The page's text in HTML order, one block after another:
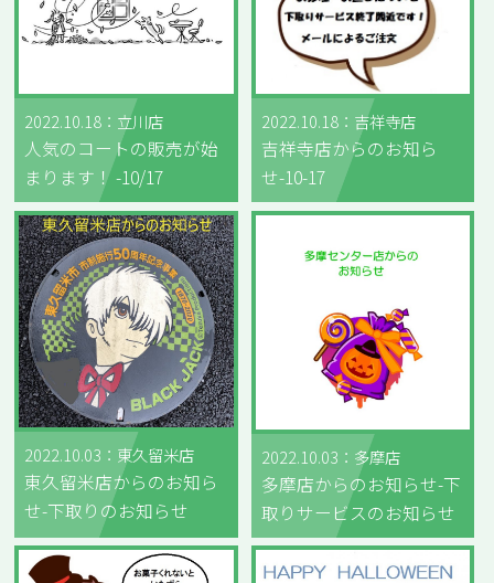
2022.10.18：立川店
人気のコートの販売が始
まります！ -10/17
2022.10.18：吉祥寺店
吉祥寺店からのお知ら
せ-10-17
2022.10.03：東久留米店
東久留米店からのお知ら
せ-下取りのお知らせ
2022.10.03：多摩店
多摩店からのお知らせ-下
取りサービスのお知らせ